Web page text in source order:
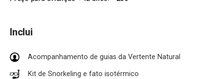
Inclui
Acompanhamento de guias da Vertente Natural
Kit de Snorkeling e fato isotérmico